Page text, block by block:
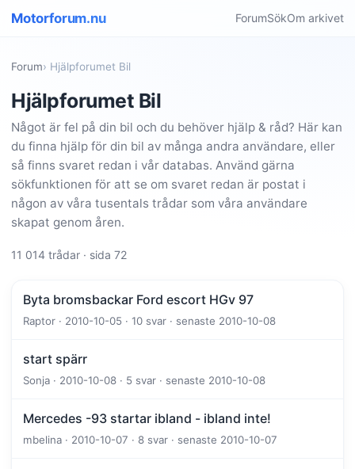
Motorforum.nu ForumSökOm arkivet
Forum› Hjälpforumet Bil
Hjälpforumet Bil
Något är fel på din bil och du behöver hjälp & råd? Här kan
du finna hjälp för din bil av många andra användare, eller
så finns svaret redan i vår databas. Använd gärna
sökfunktionen för att se om svaret redan är postat i
någon av våra tusentals trådar som våra användare
skapat genom åren.
11 014 trådar · sida 72
Byta bromsbackar Ford escort HGv 97
Raptor · 2010-10-05 · 10 svar · senaste 2010-10-08
start spärr
Sonja · 2010-10-08 · 5 svar · senaste 2010-10-08
Mercedes -93 startar ibland - ibland inte!
mbelina · 2010-10-07 · 8 svar · senaste 2010-10-07